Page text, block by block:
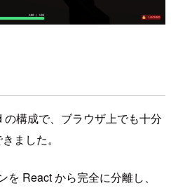
構成で、ブラウザ上でも十分
ました。
React から完全に分離し、